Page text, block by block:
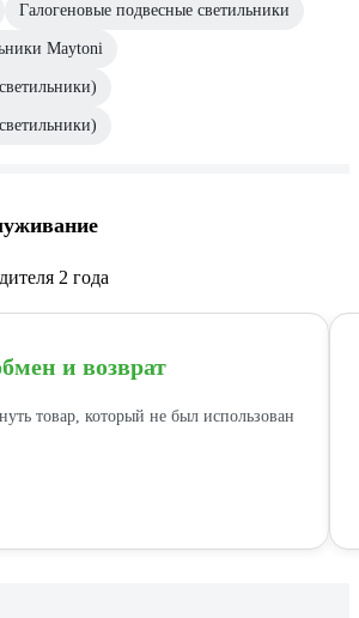
Галогеновые подвесные светильники
Maytoni
2 года
и возврат
товар, который не был использован